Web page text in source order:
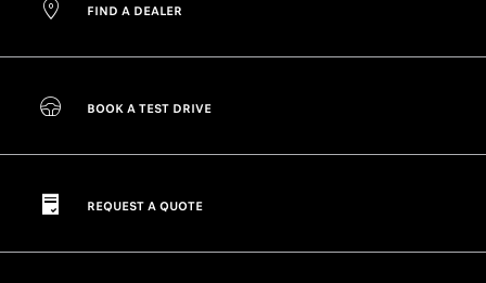
FIND A DEALER
BOOK A TEST DRIVE
REQUEST A QUOTE